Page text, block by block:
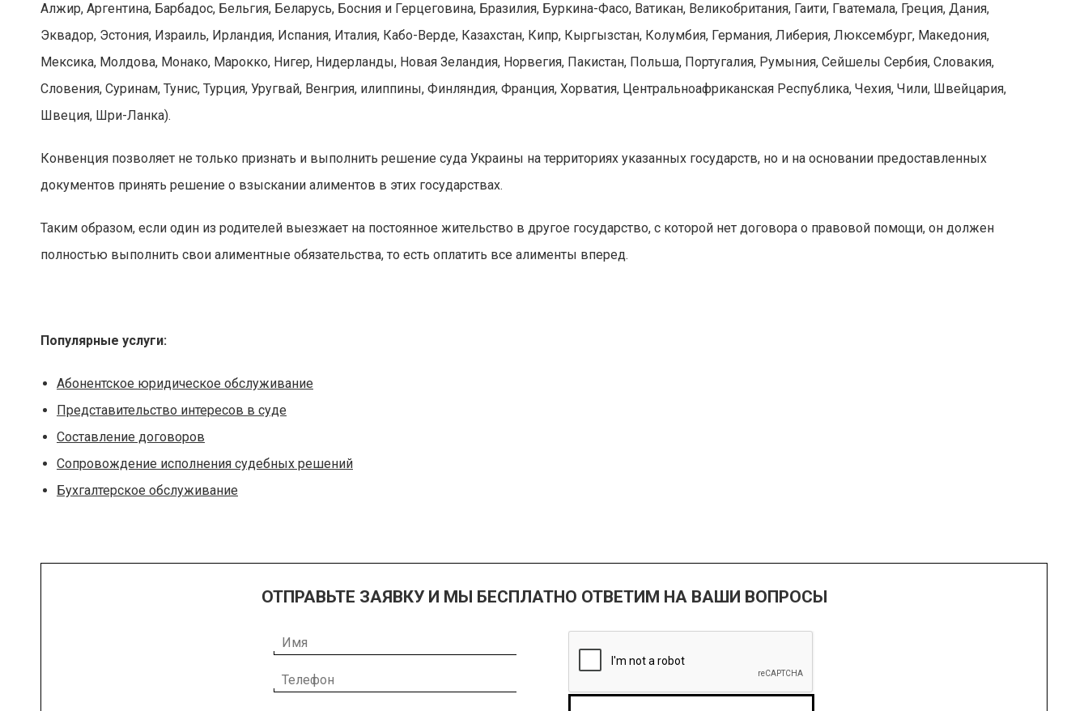
Алжир, Аргентина, Барбадос, Бельгия, Беларусь, Босния и Герцеговина, Бразилия, Буркина-Фасо, Ватикан, Великобритания, Гаити, Гватемала, Греция, Дания,
Эквадор, Эстония, Израиль, Ирландия, Испания, Италия, Кабо-Верде, Казахстан, Кипр, Кыргызстан, Колумбия, Германия, Либерия, Люксембург, Македония,
Мексика, Молдова, Монако, Марокко, Нигер, Нидерланды, Новая Зеландия, Норвегия, Пакистан, Польша, Португалия, Румыния, Сейшелы Сербия, Словакия,
Словения, Суринам, Тунис, Турция, Уругвай, Венгрия, илиппины, Финляндия, Франция, Хорватия, Центральноафриканская Республика, Чехия, Чили, Швейцария,
Швеция, Шри-Ланка).
Конвенция позволяет не только признать и выполнить решение суда Украины на территориях указанных государств, но и на основании предоставленных
документов принять решение о взыскании алиментов в этих государствах.
Таким образом, если один из родителей выезжает на постоянное жительство в другое государство, с которой нет договора о правовой помощи, он должен
полностью выполнить свои алиментные обязательства, то есть оплатить все алименты вперед.
Популярные услуги:
Абонентское юридическое обслуживание
Представительство интересов в суде
Составление договоров
Сопровождение исполнения судебных решений
Бухгалтерское обслуживание
ОТПРАВЬТЕ ЗАЯВКУ И МЫ БЕСПЛАТНО ОТВЕТИМ НА ВАШИ ВОПРОСЫ
IF YOU ARE HUMAN, LEAVE THIS FIELD BLANK.